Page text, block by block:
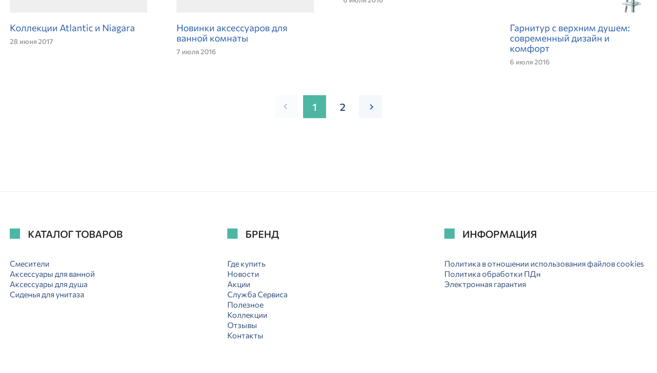
Коллекции Atlantiс и Niagara
28 июня 2017
Новинки аксессуаров для
ванной комнаты
7 июля 2016
Гарнитур с верхним душем:
современный дизайн и
комфорт
6 июля 2016
1 2
КАТАЛОГ ТОВАРОВ
Смесители
Аксессуары для ванной
Аксессуары для душа
Сиденья для унитаза
БРЕНД
Где купить
Новости
Акции
Служба Сервиса
Полезное
Коллекции
Отзывы
Контакты
ИНФОРМАЦИЯ
Политика в отношении использования файлов cookies
Политика обработки ПДн
Электронная гарантия